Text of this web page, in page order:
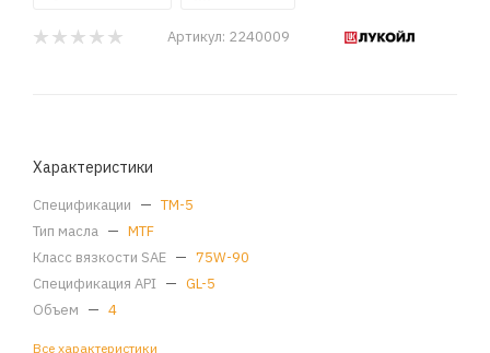
Артикул: 2240009
Характеристики
Спецификации — ТМ-5
Тип масла — MTF
Класс вязкости SAE — 75W-90
Спецификация API — GL-5
Объем — 4
Все характеристики